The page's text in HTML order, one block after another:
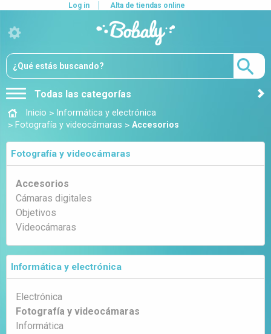
Todas las categorías
Log in Alta de tiendas online
Inicio > Informática y electrónica
> Fotografía y videocámaras > Accesorios
Fotografía y videocámaras
Accesorios
Cámaras digitales
Objetivos
Videocámaras
Informática y electrónica
Electrónica
Fotografía y videocámaras
Informática